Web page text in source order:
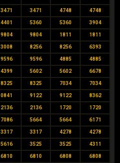
3471 3471 4748 4748
4401 5360 5360 3904
9804 9804 1811 1811
3008 8256 8256 6393
9596 9596 4885 4885
4399 5602 5602 6678
8325 8325 7034 7034
0841 9122 9122 8362
2136 2136 1720 1720
7086 5664 5664 6171
3317 3317 4278 4278
5616 3525 3525 4311
6810 6810 6808 6808